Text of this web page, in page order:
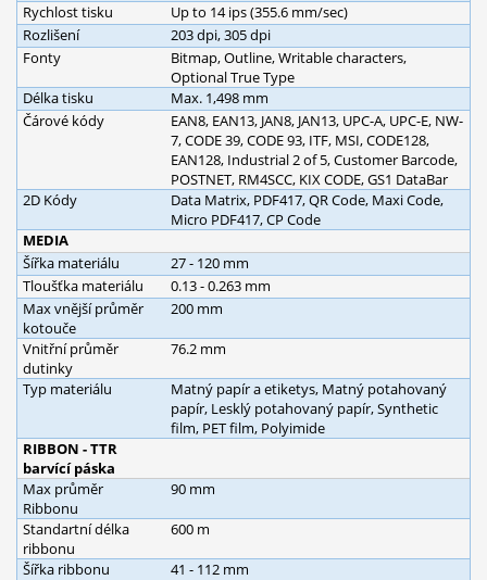
Rychlost tisku
Up to 14 ips (355.6 mm/sec)
Rozlišení
203 dpi, 305 dpi
Fonty
Bitmap, Outline, Writable characters,
Optional True Type
Délka tisku
Max. 1,498 mm
Čárové kódy
EAN8, EAN13, JAN8, JAN13, UPC-A, UPC-E, NW-
7, CODE 39, CODE 93, ITF, MSI, CODE128,
EAN128, Industrial 2 of 5, Customer Barcode,
POSTNET, RM4SCC, KIX CODE, GS1 DataBar
2D Kódy
Data Matrix, PDF417, QR Code, Maxi Code,
Micro PDF417, CP Code
MEDIA
Šířka materiálu
27 - 120 mm
Tloušťka materiálu
0.13 - 0.263 mm
Max vnější průměr
kotouče
200 mm
Vnitřní průměr
dutinky
76.2 mm
Typ materiálu
Matný papír a etiketys, Matný potahovaný
papír, Lesklý potahovaný papír, Synthetic
film, PET film, Polyimide
RIBBON - TTR
barvící páska
Max průměr
Ribbonu
90 mm
Standartní délka
ribbonu
600 m
Šířka ribbonu
41 - 112 mm